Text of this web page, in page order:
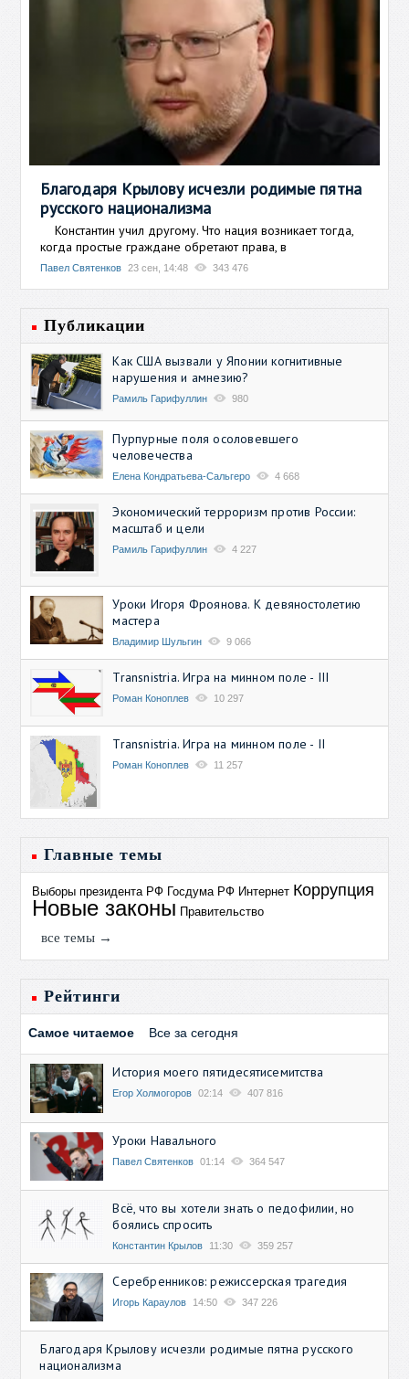
Благодаря Крылову исчезли родимые пятна
русского национализма
Константин учил другому. Что нация возникает тогда,
когда простые граждане обретают права, в
Павел Святенков 23 сен, 14:48 343 476
Публикации
Как США вызвали у Японии когнитивные
нарушения и амнезию?
Рамиль Гарифуллин 980
Пурпурные поля осоловевшего
человечества
Елена Кондратьева-Сальгеро 4 668
Экономический терроризм против России:
масштаб и цели
Рамиль Гарифуллин 4 227
Уроки Игоря Фроянова. К девяностолетию
мастера
Владимир Шульгин 9 066
Transnistria. Игра на минном поле - III
Роман Коноплев 10 297
Transnistria. Игра на минном поле - II
Роман Коноплев 11 257
Главные темы
Выборы президента РФ Госдума РФ Интернет Коррупция
Новые законы Правительство
все темы →
Рейтинги
Самое читаемое Все за сегодня
История моего пятидесятисемитства
Егор Холмогоров 02:14 407 816
Уроки Навального
Павел Святенков 01:14 364 547
Всё, что вы хотели знать о педофилии, но
боялись спросить
Константин Крылов 11:30 359 257
Серебренников: режиссерская трагедия
Игорь Караулов 14:50 347 226
Благодаря Крылову исчезли родимые пятна русского
национализма